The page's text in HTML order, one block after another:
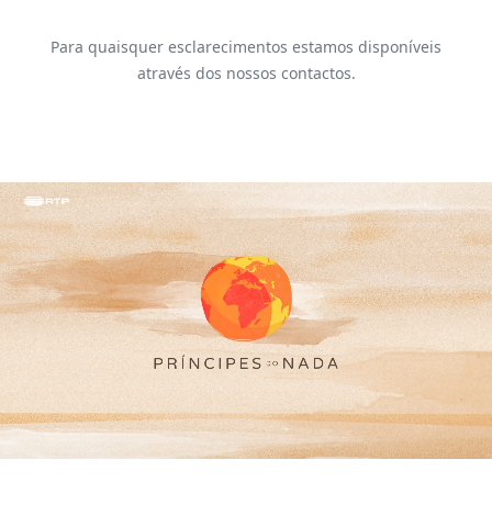
Para quaisquer esclarecimentos estamos disponíveis
através dos nossos contactos.